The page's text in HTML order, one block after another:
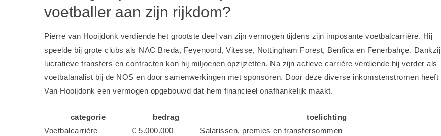
voetballer aan zijn rijkdom?
Pierre van Hooijdonk verdiende het grootste deel van zijn vermogen tijdens zijn imposante voetbalcarrière. Hij
speelde bij grote clubs als NAC Breda, Feyenoord, Vitesse, Nottingham Forest, Benfica en Fenerbahçe. Dankzij
lucratieve transfers en contracten kon hij miljoenen opzijzetten. Na zijn actieve carrière verdiende hij verder als
voetbalanalist bij de NOS en door samenwerkingen met sponsoren. Door deze diverse inkomstenstromen heeft
Van Hooijdonk een vermogen opgebouwd dat hem financieel onafhankelijk maakt.
categorie bedrag
toelichting
Voetbalcarrière
€ 5.000.000
Salarissen, premies en transfersommen